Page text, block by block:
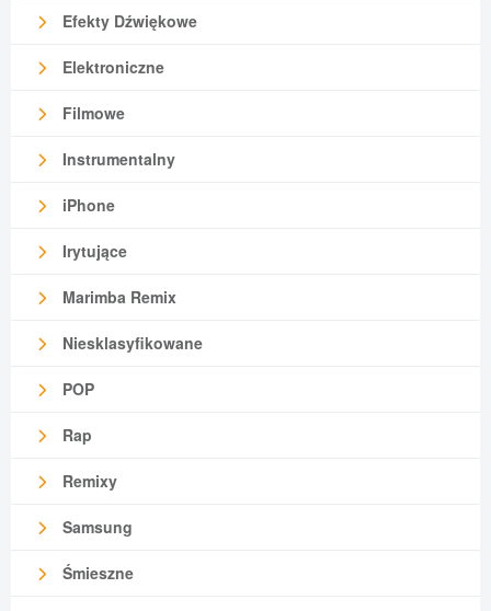
Efekty Dźwiękowe
Elektroniczne
Filmowe
Instrumentalny
iPhone
Irytujące
Marimba Remix
Niesklasyfikowane
POP
Rap
Remixy
Samsung
Śmieszne